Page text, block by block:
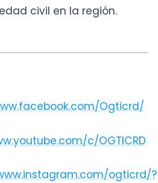
civil en la región.
Ogticrd/
c/OGTICRD
ogticrd/?